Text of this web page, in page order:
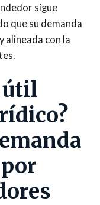
sigue
que su demanda
alineada con la
útil